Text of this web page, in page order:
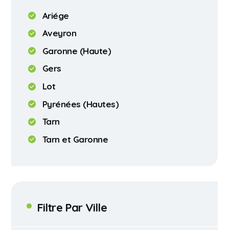
Ariége
Aveyron
Garonne (Haute)
Gers
Lot
Pyrénées (Hautes)
Tarn
Tarn et Garonne
Filtre Par Ville